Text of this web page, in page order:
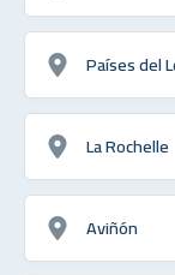
Países del
La Rochelle
Aviñón